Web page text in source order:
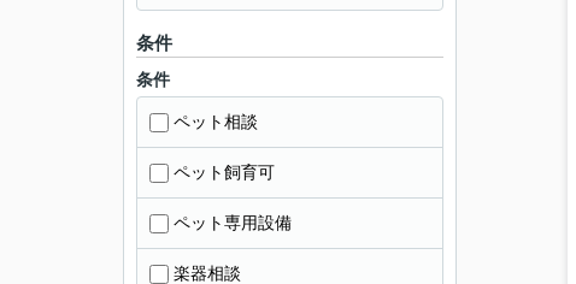
条件
条件
ペット相談
ペット飼育可
ペット専用設備
楽器相談